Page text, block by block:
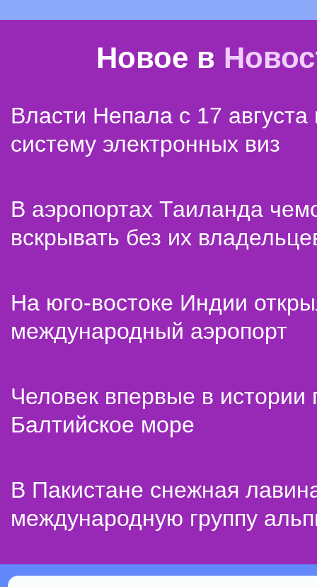
Новое в
Власти Непала с 17 августа
систему электронных виз
В аэропортах Таиланда
вскрывать без их
На юго-востоке Индии
международный аэропорт
Человек впервые в истории
Балтийское море
В Пакистане снежная
международную группу